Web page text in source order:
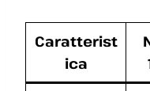
Caratterist
ica